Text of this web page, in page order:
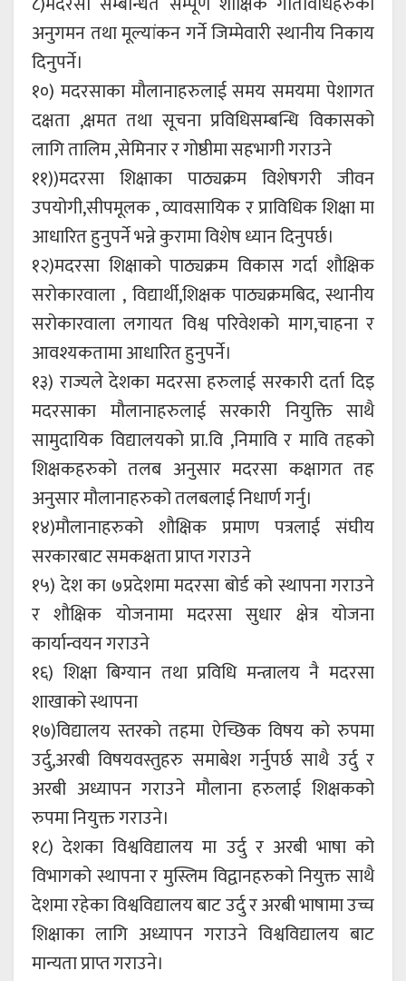
अनुगमन तथा मूल्यांकन गर्ने जिम्मेवारी स्थानीय निकाय
दिनुपर्ने।
१०) मदरसाका मौलानाहरुलाई समय समयमा पेशागत
दक्षता ,क्षमत तथा सूचना प्रविधिसम्बन्धि विकासको
लागि तालिम ,सेमिनार र गोष्ठीमा सहभागी गराउने
११))मदरसा शिक्षाका पाठ्यक्रम विशेषगरी जीवन
उपयोगी,सीपमूलक , व्यावसायिक र प्राविधिक शिक्षा मा
आधारित हुनुपर्ने भन्ने कुरामा विशेष ध्यान दिनुपर्छ।
१२)मदरसा शिक्षाको पाठ्यक्रम विकास गर्दा शौक्षिक
सरोकारवाला , विद्यार्थी,शिक्षक पाठ्यक्रमबिद, स्थानीय
सरोकारवाला लगायत विश्व परिवेशको माग,चाहना र
आवश्यकतामा आधारित हुनुपर्ने।
१३) राज्यले देशका मदरसा हरुलाई सरकारी दर्ता दिइ
मदरसाका मौलानाहरुलाई सरकारी नियुक्ति साथै
सामुदायिक विद्यालयको प्रा.वि ,निमावि र मावि तहको
शिक्षकहरुको तलब अनुसार मदरसा कक्षागत तह
अनुसार मौलानाहरुको तलबलाई निधार्ण गर्नु।
१४)मौलानाहरुको शौक्षिक प्रमाण पत्रलाई संघीय
सरकारबाट समकक्षता प्राप्त गराउने
१५) देश का ७प्रदेशमा मदरसा बोर्ड को स्थापना गराउने
र शौक्षिक योजनामा मदरसा सुधार क्षेत्र योजना
कार्यान्वयन गराउने
१६) शिक्षा बिग्यान तथा प्रविधि मन्त्रालय नै मदरसा
शाखाको स्थापना
१७)विद्यालय स्तरको तहमा ऐच्छिक विषय को रुपमा
उर्दु,अरबी विषयवस्तुहरु समाबेश गर्नुपर्छ साथै उर्दु र
अरबी अध्यापन गराउने मौलाना हरुलाई शिक्षकको
रुपमा नियुक्त गराउने।
१८) देशका विश्वविद्यालय मा उर्दु र अरबी भाषा को
विभागको स्थापना र मुस्लिम विद्वानहरुको नियुक्त साथै
देशमा रहेका विश्वविद्यालय बाट उर्दु र अरबी भाषामा उच्च
शिक्षाका लागि अध्यापन गराउने विश्वविद्यालय बाट
मान्यता प्राप्त गराउने।